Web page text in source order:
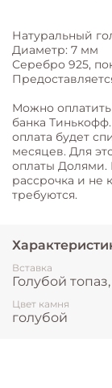
Натуральный
Диаметр: 7 мм
Серебро 925,
Можно
банка
оплата будет
месяцев. Для
оплаты Долями.
рассрочка и не
требуются.
Вставка
Голубой
Цвет камня
голубой